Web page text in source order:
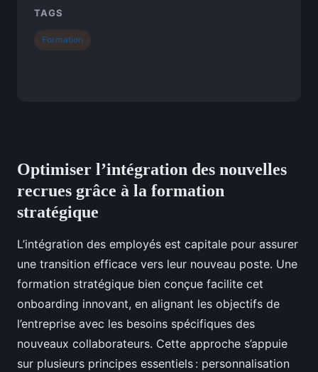
Optimiser l’intégration des nouvelles
recrues grâce à la formation
stratégique
L’intégration des employés est capitale pour assurer
une transition efficace vers leur nouveau poste. Une
formation stratégique bien conçue facilite cet
onboarding innovant, en alignant les objectifs de
l’entreprise avec les besoins spécifiques des
nouveaux collaborateurs. Cette approche s’appuie
sur plusieurs principes essentiels : personnalisation
TAGS
Formation